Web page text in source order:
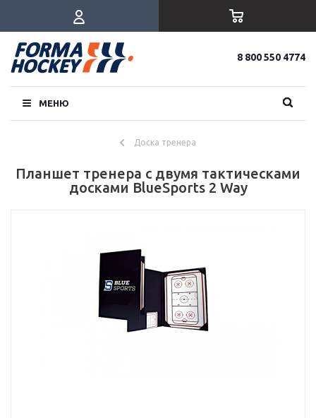
8 800 550 4774
МЕНЮ
Доска тренера
Планшет тренера с двумя тактическами
досками BlueSports 2 Way